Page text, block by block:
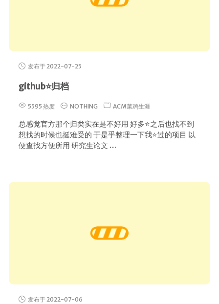
发布于 2022-07-25
github⭐归档
5595 热度 NOTHING ACM菜鸡生涯
总感觉官方那个归类实在是不好用 好多⭐之后也找不到
想找的时候也挺难受的 于是乎整理一下我⭐过的项目 以
便查找方便所用 研究生论文 …
发布于 2022-07-06